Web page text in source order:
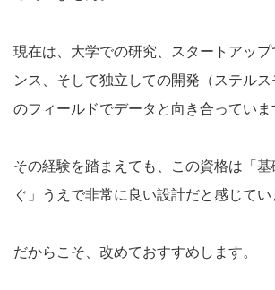
現在は、大学での研究、スタートアッ
ンス、そして独立しての開発（ステル
のフィールドでデータと向き合っていま
その経験を踏まえても、この資格は「
ぐ」うえで非常に良い設計だと感じてい
だからこそ、改めておすすめします。